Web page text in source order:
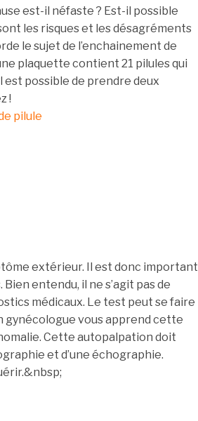
est-il néfaste ? Est-il possible
les risques et les désagréments
le sujet de l’enchainement de
plaquette contient 21 pilules qui
est possible de prendre deux
!
pilule
extérieur. Il est donc important
entendu, il ne s’agit pas de
médicaux. Le test peut se faire
gynécologue vous apprend cette
Cette autopalpation doit
et d’une échographie.